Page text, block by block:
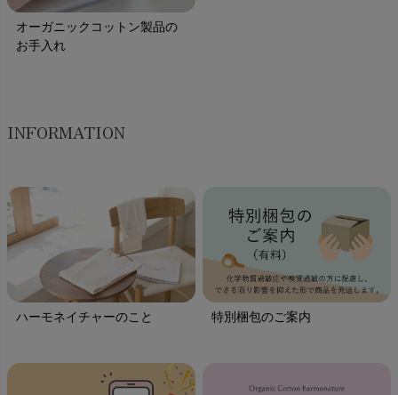
オーガニックコットン製品の
お手入れ
INFORMATION
ハーモネイチャーのこと 特別梱包のご案内